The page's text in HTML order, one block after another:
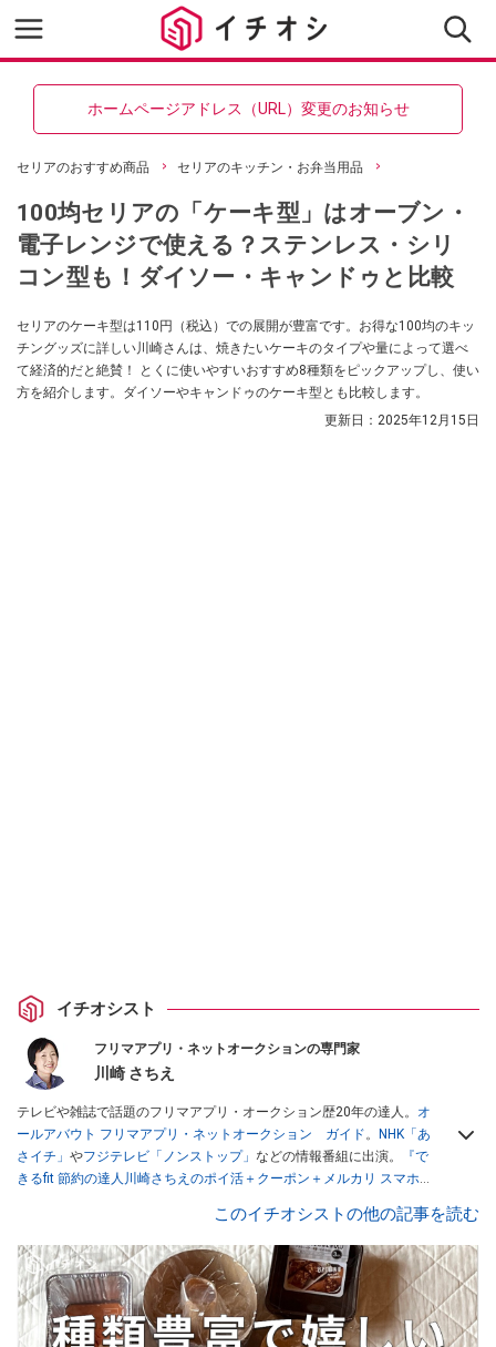
ホームページアドレス（URL）変更のお知らせ
セリアのおすすめ商品 セリアのキッチン・お弁当用品
100均セリアの「ケーキ型」はオーブン・
電子レンジで使える？ステンレス・シリ
コン型も！ダイソー・キャンドゥと比較
セリアのケーキ型は110円（税込）での展開が豊富です。お得な100均のキッ
チングッズに詳しい川崎さんは、焼きたいケーキのタイプや量によって選べ
て経済的だと絶賛！ とくに使いやすいおすすめ8種類をピックアップし、使い
方を紹介します。ダイソーやキャンドゥのケーキ型とも比較します。
更新日： 2025年12月15日
イチオシスト
フリマアプリ・ネットオークションの専門家
川崎 さちえ
テレビや雑誌で話題のフリマアプリ・オークション歴20年の達人。 オ
ールアバウト フリマアプリ・ネットオークション ガイド。
NHK「あ
さイチ」 やフジテレビ「ノンストップ」 などの情報番組に出演。
『で
きるfit 節約の達人川崎さちえのポイ活＋クーポン＋メルカリ スマホで
スマホ1つでスキマ時間に効率的に稼ぐ！』（翔泳社刊） ほか著書多
数。ブログは「川崎さちえのごちゃまぜ日記」。
■経歴：2003年、夫が子育てをするために、突然会社を辞める。翌月
からの給料が０円になり、家にいながら、しかも空いた時間でできる
オークションに目をつける。しかし、取引の仕方がわからずに、まず
は落札者として参加。その後、出品者側にまわり、家の中の物を出品
このイチオシストの他の記事を読む